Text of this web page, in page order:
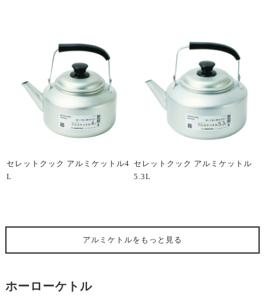
セレットクック アルミケットル4
L
セレットクック アルミケットル
5.3L
アルミケトルをもっと見る
ホーローケトル